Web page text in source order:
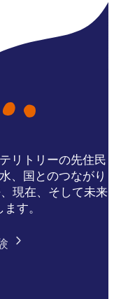
リトリーの先住民
、国とのつながり
現在、そして未来
す。